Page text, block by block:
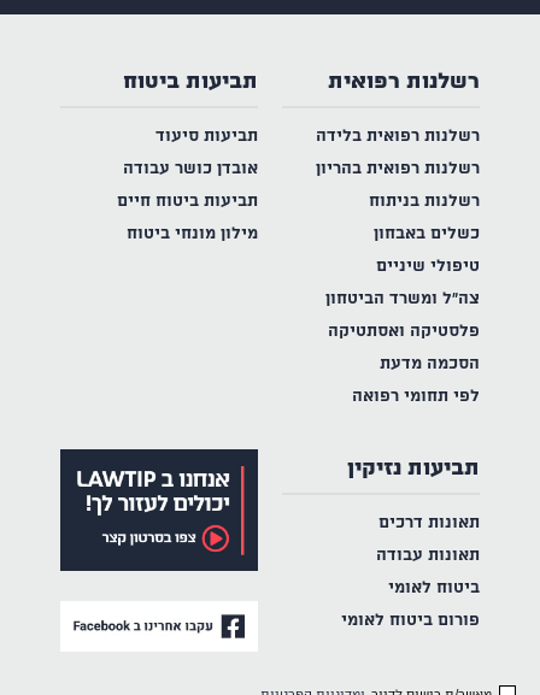
רשלנות רפואית
רשלנות רפואית בלידה
רשלנות רפואית בהריון
רשלנות בניתוח
כשלים באבחון
טיפולי שיניים
צה"ל ומשרד הביטחון
פלסטיקה ואסתטיקה
הסכמה מדעת
לפי תחומי רפואה
תביעות ביטוח
תביעות סיעוד
אובדן כושר עבודה
תביעות ביטוח חיים
מילון מונחי ביטוח
תביעות נזיקין
תאונות דרכים
תאונות עבודה
ביטוח לאומי
פורום ביטוח לאומי